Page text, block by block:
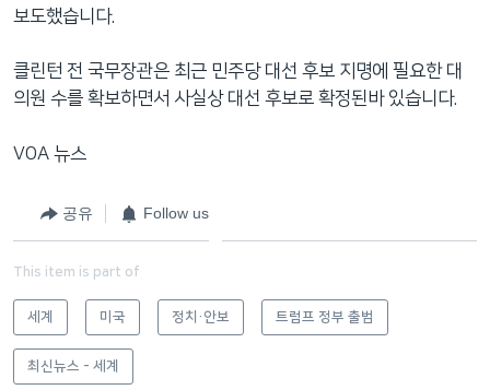
보도했습니다.
클린턴 전 국무장관은 최근 민주당 대선 후보 지명에 필요한 대
의원 수를 확보하면서 사실상 대선 후보로 확정된바 있습니다.
VOA 뉴스
공유 Follow us
This item is part of
세계 미국 정치·안보 트럼프 정부 출범
최신뉴스 - 세계